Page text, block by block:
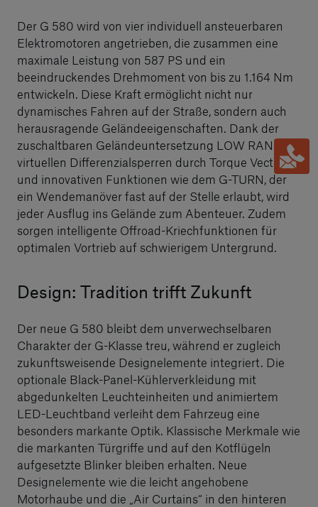
Der G 580 wird von vier individuell ansteuerbaren
Elektromotoren angetrieben, die zusammen eine
maximale Leistung von 587 PS und ein
beeindruckendes Drehmoment von bis zu 1.164 Nm
entwickeln. Diese Kraft ermöglicht nicht nur
dynamisches Fahren auf der Straße, sondern auch
herausragende Geländeeigenschaften. Dank der
zuschaltbaren Geländeuntersetzung LOW RANGE,
virtuellen Differenzialsperren durch Torque Vectoring
und innovativen Funktionen wie dem G-TURN, der
ein Wendemanöver fast auf der Stelle erlaubt, wird
jeder Ausflug ins Gelände zum Abenteuer. Zudem
sorgen intelligente Offroad-Kriechfunktionen für
optimalen Vortrieb auf schwierigem Untergrund.
Design: Tradition trifft Zukunft
Der neue G 580 bleibt dem unverwechselbaren
Charakter der G-Klasse treu, während er zugleich
zukunftsweisende Designelemente integriert. Die
optionale Black-Panel-Kühlerverkleidung mit
abgedunkelten Leuchteinheiten und animiertem
LED-Leuchtband verleiht dem Fahrzeug eine
besonders markante Optik. Klassische Merkmale wie
die markanten Türgriffe und auf den Kotflügeln
aufgesetzte Blinker bleiben erhalten. Neue
Designelemente wie die leicht angehobene
Motorhaube und die „Air Curtains“ in den hinteren